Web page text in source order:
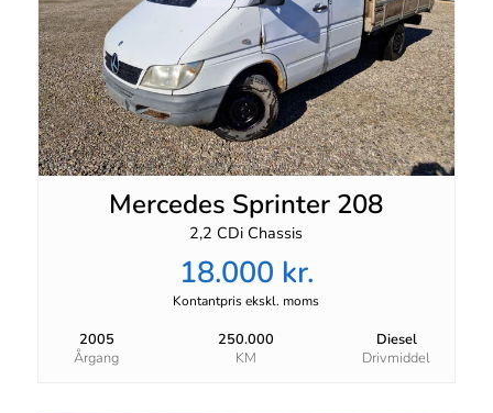
Mercedes Sprinter 208
2,2 CDi Chassis
18.000 kr.
Kontantpris ekskl. moms
2005
Årgang
250.000
KM
Diesel
Drivmiddel